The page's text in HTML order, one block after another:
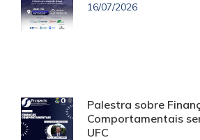
16/07/2026
Palestra sobre
Comportamentais
UFC